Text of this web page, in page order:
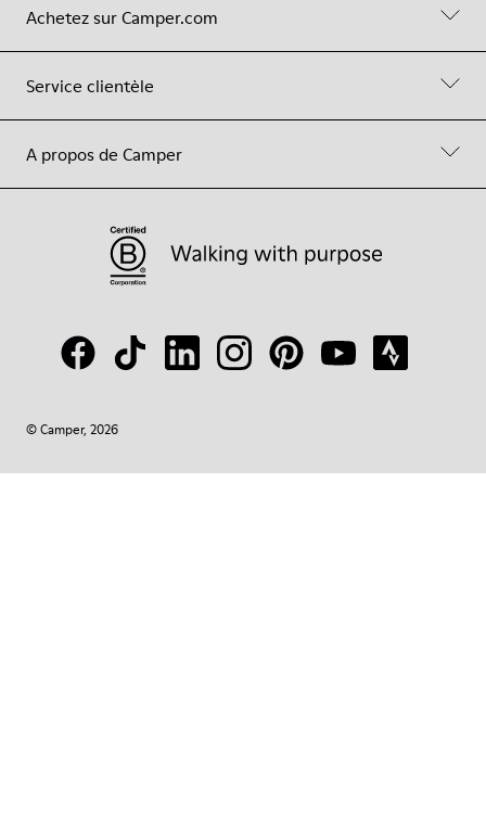
Achetez sur Camper.com
Service clientèle
A propos de Camper
© Camper, 2026